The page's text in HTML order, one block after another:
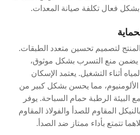
بشكل فعال تكلفة صيانة المعدات.
لتصميم تحسين متعدد الطبقات.
يضمن منع التسرب بشكل موثوق،
أثناء التشغيل. يعتمد الإسكان
مما يحسن بشكل كبير من
البيئة الرطبة حمام السباحة. يوفر
المقاوم للصدأ والفولاذ المقاوم